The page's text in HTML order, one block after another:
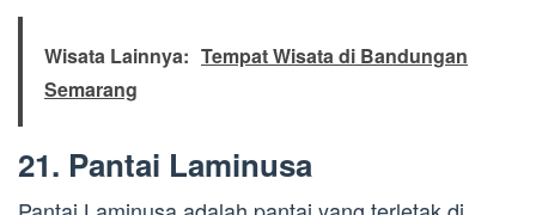
Wisata Lainnya: Tempat Wisata di Bandungan
Semarang
21. Pantai Laminusa